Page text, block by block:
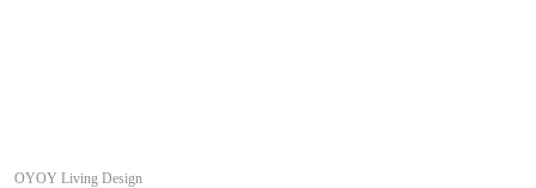
OYOY Living Design